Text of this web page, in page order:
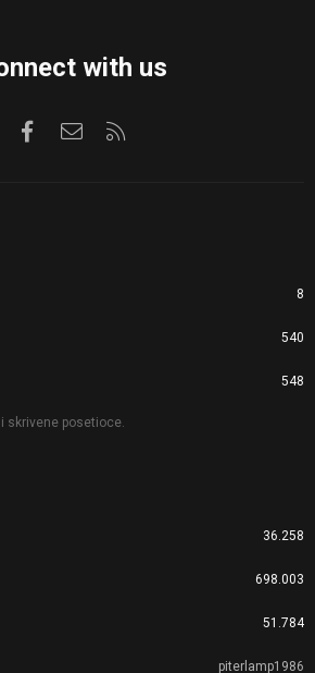
with us
FacebookKontaktirajte nas
8
540
548
skrivene posetioce.
36.258
698.003
51.784
piterlamp1986